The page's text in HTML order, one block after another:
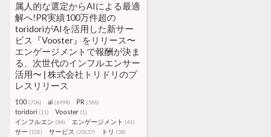
属人的な選定からAIによる最適
解へ!PR実績100万件超の
toridoriがAIを活用した新サー
ビス『Vooster』をリリース〜
エンゲージメントで報酬が決ま
る、次世代のインフルエンサー
活用〜 | 株式会社トリドリのプ
レスリリース
100 (706) ai (6994) PR (586)
toridori (11) Vooster (1)
インフルエン (84) エンゲージメント (41)
サー (101) サービス (20137) トリ (38)